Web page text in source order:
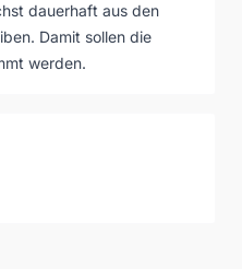
dauerhaft aus den
Damit sollen die
werden.